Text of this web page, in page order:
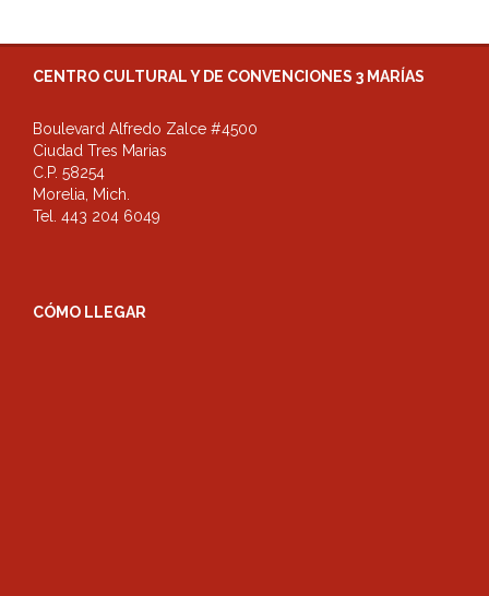
CENTRO CULTURAL Y DE CONVENCIONES 3 MARÍAS
Boulevard Alfredo Zalce #4500
Ciudad Tres Marias
C.P. 58254
Morelia, Mich.
Tel. 443 204 6049
CÓMO LLEGAR